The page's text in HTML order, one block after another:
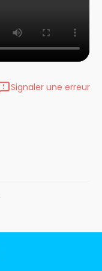
Signaler une erreur